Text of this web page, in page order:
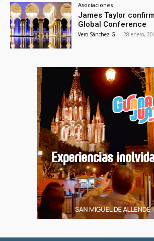
Asociaciones
James Taylor
Global Conference
Vero Sánchez G. - 28 enero,